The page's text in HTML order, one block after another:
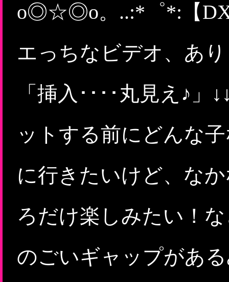
o◎☆◎o。..:*゜*:【DX
エっちなビデオ、あ
「挿入････丸見え♪
ットする前にどんな
に行きたいけど、な
ろだけ楽しみたい！
のごいギャップがあ